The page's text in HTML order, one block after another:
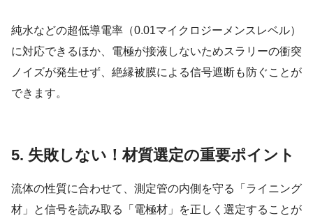
純水などの超低導電率（0.01マイクロジーメンスレベル）
に対応できるほか、電極が接液しないためスラリーの衝突
ノイズが発生せず、絶縁被膜による信号遮断も防ぐことが
できます。
5. 失敗しない！材質選定の重要ポイント
流体の性質に合わせて、測定管の内側を守る「ライニング
材」と信号を読み取る「電極材」を正しく選定することが